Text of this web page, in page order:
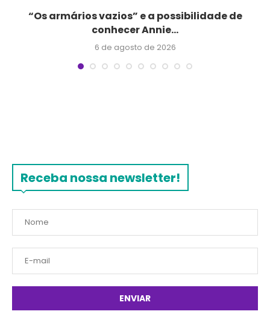
“Os armários vazios” e a possibilidade de
conhecer Annie...
6 de agosto de 2026
Receba nossa newsletter!